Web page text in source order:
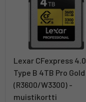
Lexar CFexpress 4.0
Type B 4TB Pro Gold
(R3600/W3300) -
muistikortti